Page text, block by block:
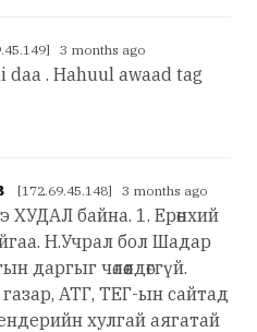
3 months ago
daa . Hahuul awaad tag
[172.69.45.148] 3 months ago
ХУДАЛ байна. 1. Ерөнхий
Н.Учрал бол Шадар
чөлөөлдөггүй.
газар, АТГ, ТЕГ-ын сайтад
хулгай аягатай